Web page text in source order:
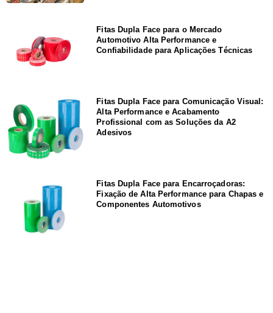
Fitas Dupla Face para o Mercado
Automotivo Alta Performance e
Confiabilidade para Aplicações Técnicas
Fitas Dupla Face para Comunicação Visual:
Alta Performance e Acabamento
Profissional com as Soluções da A2
Adesivos
Fitas Dupla Face para Encarroçadoras:
Fixação de Alta Performance para Chapas e
Componentes Automotivos